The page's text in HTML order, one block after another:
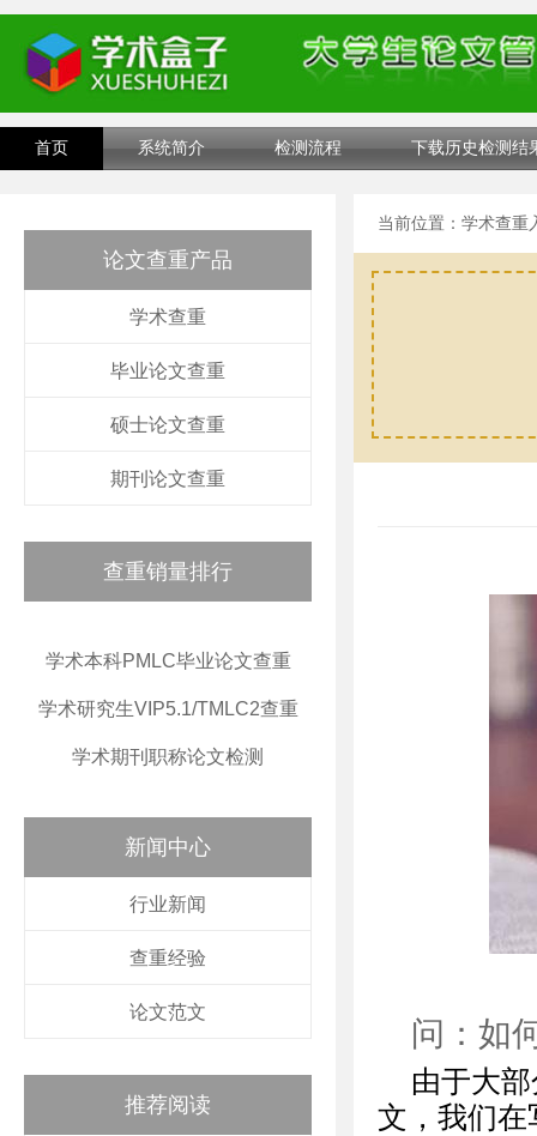
首页 系统简介 检测流程 下载历史检测结
论文查重产品
学术查重
毕业论文查重
硕士论文查重
期刊论文查重
查重销量排行
学术本科PMLC毕业论文查重
学术研究生VIP5.1/TMLC2查重
学术期刊职称论文检测
新闻中心
行业新闻
查重经验
论文范文
推荐阅读
当前位置： 学术查重
问：如
由于大
文，我们在